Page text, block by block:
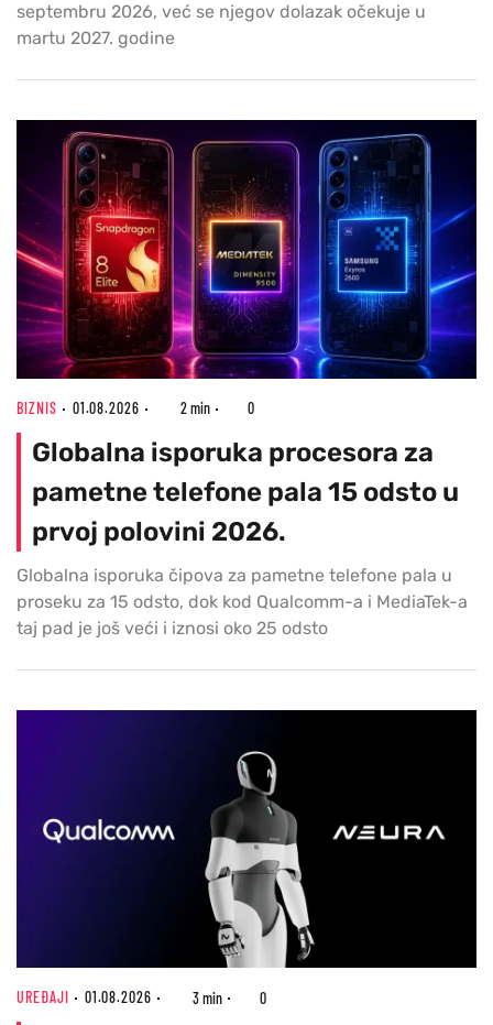
septembru 2026, već se njegov dolazak očekuje u
martu 2027. godine
BIZNIS 01.08.2026 2 min 0
Globalna isporuka procesora za
pametne telefone pala 15 odsto u
prvoj polovini 2026.
Globalna isporuka čipova za pametne telefone pala u
proseku za 15 odsto, dok kod Qualcomm-a i MediaTek-a
taj pad je još veći i iznosi oko 25 odsto
UREĐAJI 01.08.2026 3 min 0